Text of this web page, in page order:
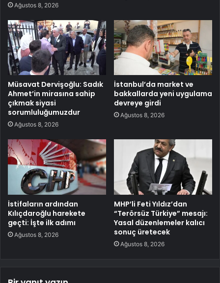
Ağustos 8, 2026
Müsavat Dervişoğlu: Sadık
Ahmet’in mirasına sahip
çıkmak siyasi
sorumluluğumuzdur
Ağustos 8, 2026
İstanbul’da market ve
bakkallarda yeni uygulama
devreye girdi
Ağustos 8, 2026
İstifaların ardından
Kılıçdaroğlu harekete
geçti: İşte ilk adımı
Ağustos 8, 2026
MHP’li Feti Yıldız’dan
“Terörsüz Türkiye” mesajı:
Yasal düzenlemeler kalıcı
sonuç üretecek
Ağustos 8, 2026